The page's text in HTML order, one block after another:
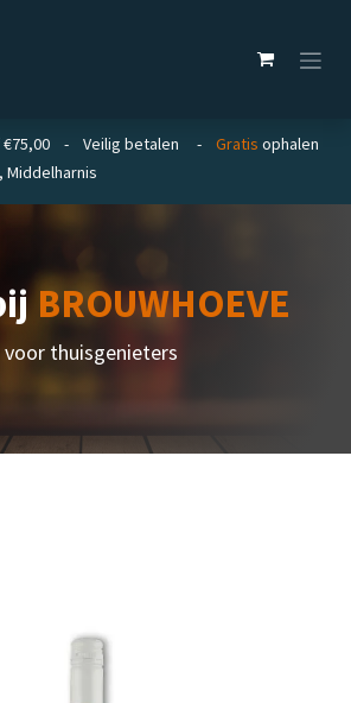
€75,00 - Veilig betalen - Gratis ophalen
BROUWHOEVE
thuisgenieters